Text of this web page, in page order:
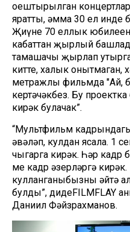
оештырылган
яратты, әмма 30 ел инде
Җиңүнең 70 еллык
кабаттан җырлый
тамашачы җырлап
китте, халык онытмаган,
метражлы фильмда
кертәчәкбез. Бу
кирәк булачак”.
“Мультфильм
әвәләп, кулдан ясала. 1
чыгарга кирәк. Һәр кадр
мең кадр әзерләргә
кулланганыбызны әйтә
булды”, дидеFILMFLAY
Даниил Фәйзрахманов.